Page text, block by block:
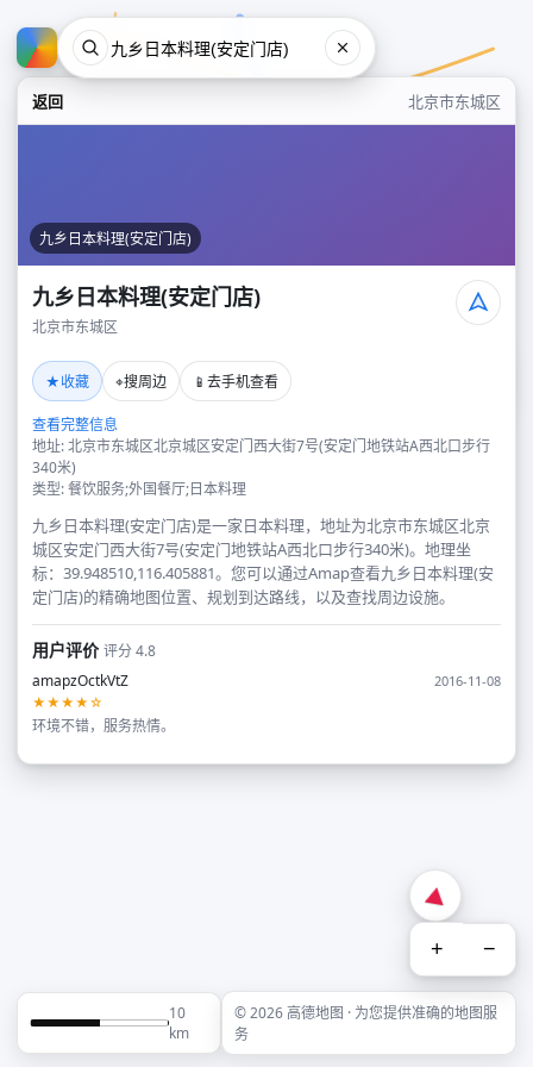
返回 北京市东城区
九乡日本料理(安定门店)
九乡日本料理(安定门店)
北京市东城区
★收藏 ⌖搜周边 📱 去手机查看
查看完整信息
地址: 北京市东城区北京城区安定门西大街7号(安定门地铁站A西北口步行
340米)
类型: 餐饮服务;外国餐厅;日本料理
九乡日本料理(安定门店)是一家日本料理，地址为北京市东城区北京
城区安定门西大街7号(安定门地铁站A西北口步行340米)。地理坐
标：39.948510,116.405881。您可以通过Amap查看九乡日本料理(安
定门店)的精确地图位置、规划到达路线，以及查找周边设施。
用户评价评分 4.8
amapzOctkVtZ
2016-11-08
★★★★☆
环境不错，服务热情。
+ −
10
km
© 2026 高德地图 · 为您提供准确的地图服
务